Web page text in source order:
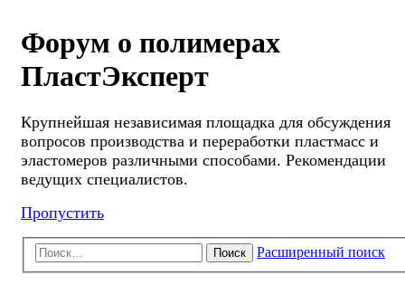
Форум о полимерах
ПластЭксперт
Крупнейшая независимая площадка для обсуждения
вопросов производства и переработки пластмасс и
эластомеров различными способами. Рекомендации
ведущих специалистов.
Пропустить
Поиск Расширенный поиск